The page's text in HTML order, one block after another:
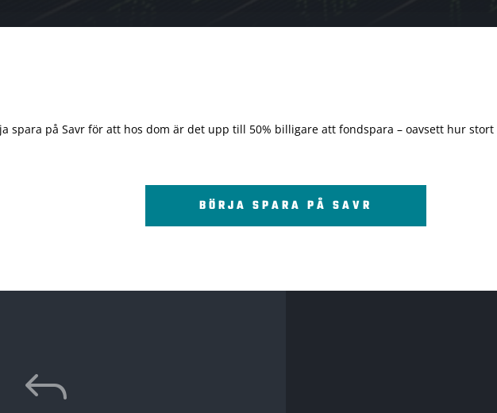
spara på Savr för att hos dom är det upp till 50% billigare att fondspara – oavsett hur
BÖRJA SPARA PÅ SAVR
J